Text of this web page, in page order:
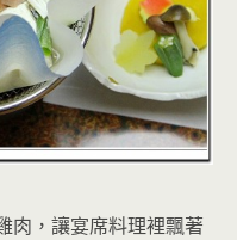
肉，讓宴席料理裡飄著